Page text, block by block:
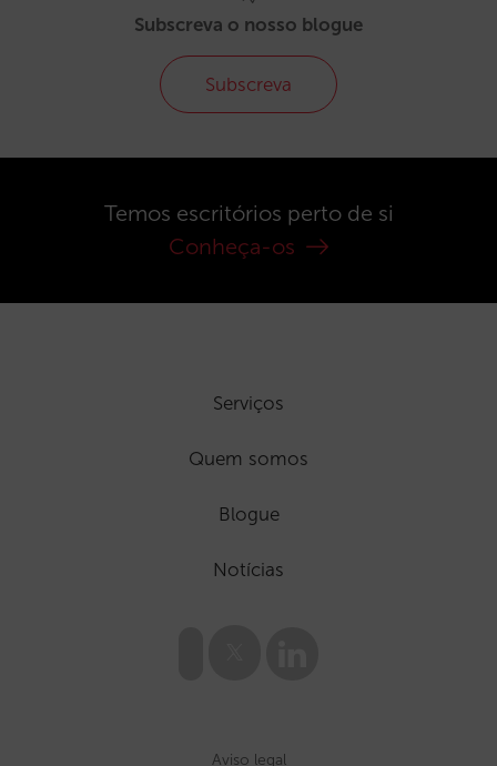
Subscreva o nosso blogue
Subscreva
Temos escritórios perto de si
Conheça-os
Serviços
Quem somos
Blogue
Notícias
Aviso legal